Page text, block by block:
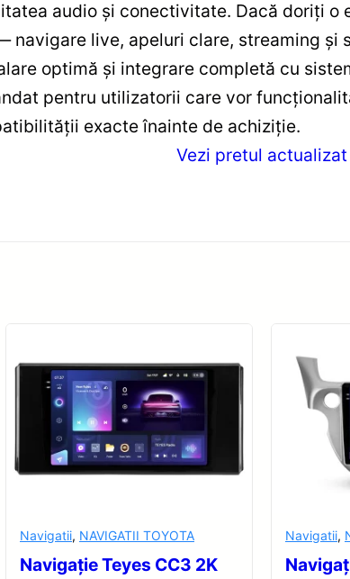
audio și conectivitate. Dacă doriți
navigare live, apeluri clare, streaming
optimă și integrare completă cu
pentru utilizatorii care vor
exacte înainte de achiziție.
Vezi pretul actualizat
Navigatii, NAVIGATII TOYOTA
Navigație Teyes CC3 2K
Navigatii,